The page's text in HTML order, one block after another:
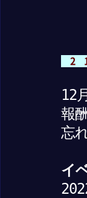
2
12
報
忘
イ